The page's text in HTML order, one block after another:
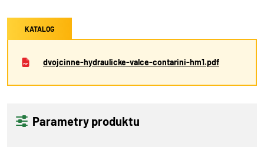
KATALOG
dvojcinne-hydraulicke-valce-contarini-hm1.pdf
Parametry produktu